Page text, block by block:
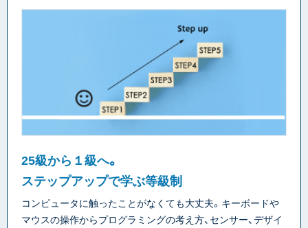
25級から１級へ。
ステップアップで学ぶ等級制
コンピュータに触ったことがなくても大丈夫。キーボードや
マウスの操作からプログラミングの考え方、センサー、デザイ